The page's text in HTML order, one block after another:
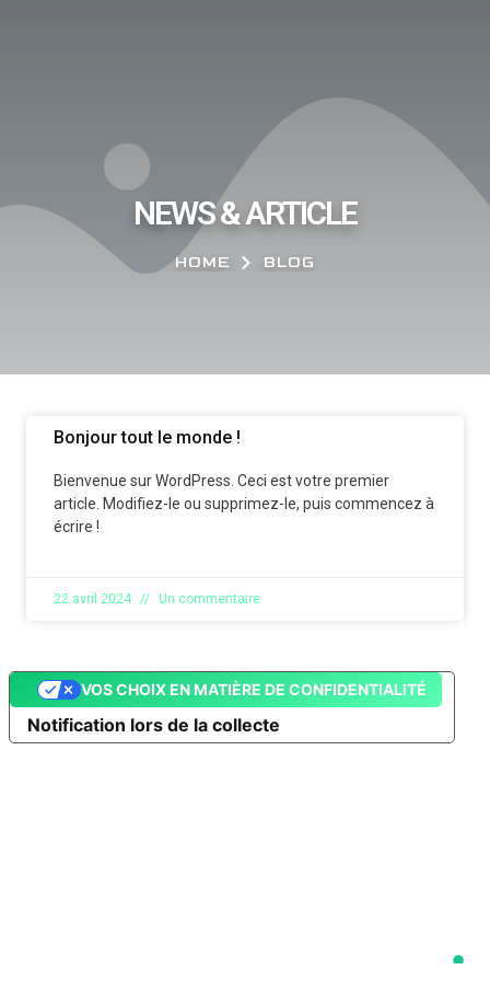
NEWS & ARTICLE
HOME BLOG
Bonjour tout le monde !
Bienvenue sur WordPress. Ceci est votre premier
article. Modifiez-le ou supprimez-le, puis commencez à
écrire !
22 avril 2024 Un commentaire
Notification lors de la collecte
VOS CHOIX EN MATIÈRE DE CONFIDENTIALITÉ